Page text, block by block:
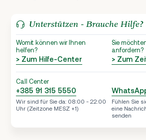
Unterstützen - Brauche Hilfe?
Womit können wir Ihnen
helfen?
> Zum Hilfe-Center
Sie
anfordern?
> Zum
Call Center
+385 91 315 5550
Wir sind für Sie da: 08:00 - 22:00
Uhr (Zeitzone MESZ +1)
Fühlen Sie
eine
senden